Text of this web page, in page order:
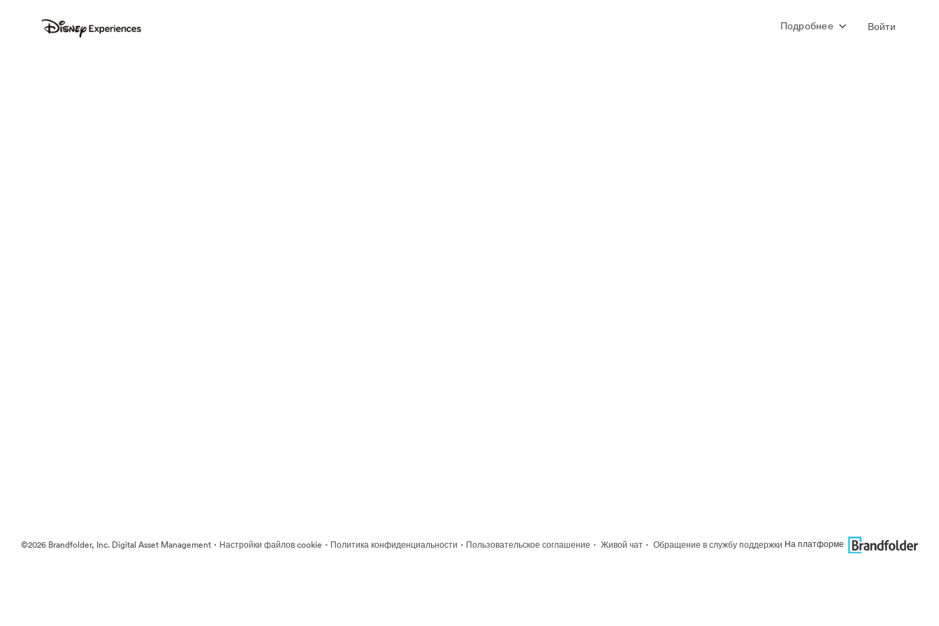
Подробнее Войти
©2026 Brandfolder, Inc. Digital Asset Management · Настройки файлов cookie · Политика конфиденциальности · Пользовательское соглашение · Живой чат · Обращение в службу поддержки На платформе